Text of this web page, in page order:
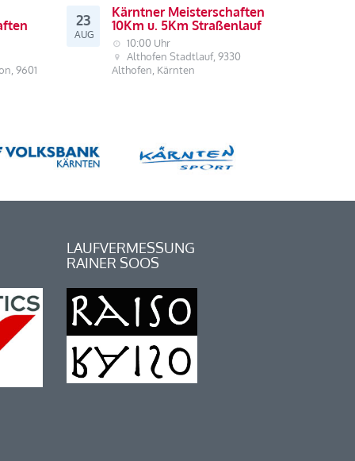
9601
23
AUG
Kärntner Meisterschaften
10Km u. 5Km Straßenlauf
10:00 Uhr
Althofen Stadtlauf, 9330
Althofen, Kärnten
LAUFVERMESSUNG
RAINER SOOS